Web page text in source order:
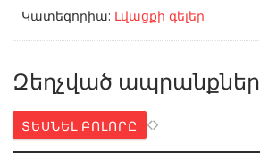
Կատեգորիա: Լվացքի գելեր
Զեղչված ապրանքներ
ՏԵՍՆԵԼ ԲՈԼՈՐԸ